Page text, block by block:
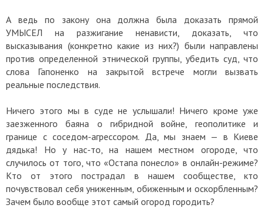
А ведь по закону она должна была доказать прямой
УМЫСЕЛ на разжигание ненависти, доказать, что
высказывания (конкретно какие из них?) были направлены
против определенной этнической группы, убедить суд, что
слова Гапоненко на закрытой встрече могли вызвать
реальные последствия.
Ничего этого мы в суде не услышали! Ничего кроме уже
заезженного баяна о гибридной войне, геополитике и
границе с соседом-агрессором. Да, мы знаем — в Киеве
дядька! Но у нас-то, на нашем местном огороде, что
случилось от того, что «Остапа понесло» в онлайн-режиме?
Кто от этого пострадал в нашем сообществе, кто
почувствовал себя униженным, обиженным и оскорбленным?
Зачем было вообще этот самый огород городить?